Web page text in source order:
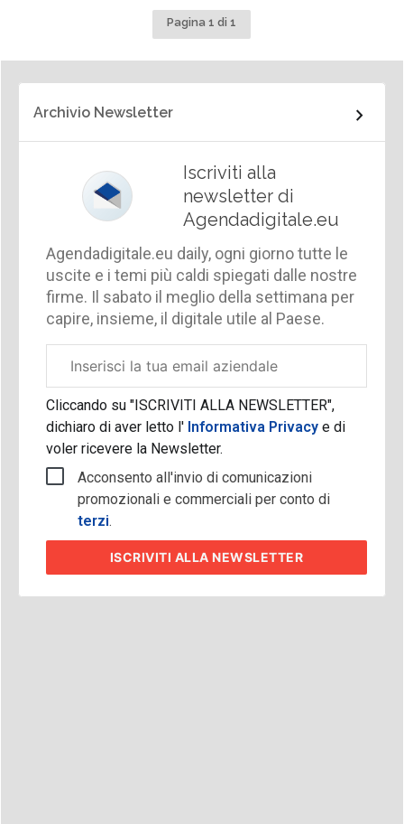
Pagina 1 di 1
Archivio Newsletter
Iscriviti alla
newsletter di
Agendadigitale.eu
Agendadigitale.eu daily, ogni giorno tutte le
uscite e i temi più caldi spiegati dalle nostre
firme. Il sabato il meglio della settimana per
capire, insieme, il digitale utile al Paese.
aziendale
Cliccando su "ISCRIVITI ALLA NEWSLETTER",
dichiaro di aver letto l'Informativa Privacy e di
voler ricevere la Newsletter.
Acconsento all'invio di comunicazioni
promozionali e commerciali per conto di
terzi.
ISCRIVITI ALLA NEWSLETTER